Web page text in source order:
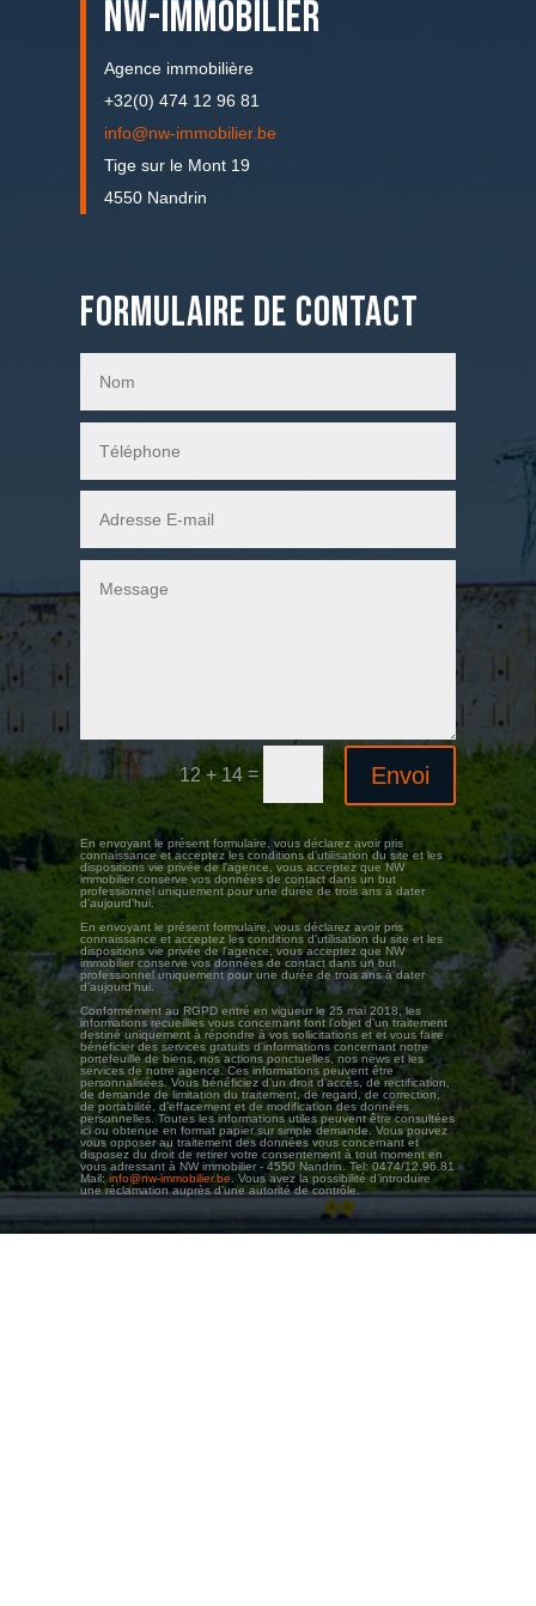
NW-IMMOBILIER
Agence immobilière
+32(0) 474 12 96 81
info@nw-immobilier.be
Tige sur le Mont 19
4550 Nandrin
Formulaire de contact
12 + 14= Envoi
En envoyant le présent formulaire, vous déclarez avoir pris
connaissance et acceptez les conditions d'utilisation du site et les
dispositions vie privée de l'agence, vous acceptez que NW
immobilier conserve vos données de contact dans un but
professionnel uniquement pour une durée de trois ans à dater
d’aujourd’hui.
En envoyant le présent formulaire, vous déclarez avoir pris
connaissance et acceptez les conditions d'utilisation du site et les
dispositions vie privée de l'agence, vous acceptez que NW
immobilier conserve vos données de contact dans un but
professionnel uniquement pour une durée de trois ans à dater
d’aujourd’hui.
Conformément au RGPD entré en vigueur le 25 mai 2018, les
informations recueillies vous concernant font l’objet d’un traitement
destiné uniquement à répondre à vos sollicitations et et vous faire
bénéficier des services gratuits d'informations concernant notre
portefeuille de biens, nos actions ponctuelles, nos news et les
services de notre agence. Ces informations peuvent être
personnalisées. Vous bénéficiez d’un droit d’accès, de rectification,
de demande de limitation du traitement, de regard, de correction,
de portabilité, d’effacement et de modification des données
personnelles. Toutes les informations utiles peuvent être consultées
ici ou obtenue en format papier sur simple demande. Vous pouvez
vous opposer au traitement des données vous concernant et
disposez du droit de retirer votre consentement à tout moment en
vous adressant à NW immobilier - 4550 Nandrin. Tel: 0474/12.96.81
Mail:info@nw-immobilier.be . Vous avez la possibilité d’introduire
une réclamation auprès d’une autorité de contrôle.